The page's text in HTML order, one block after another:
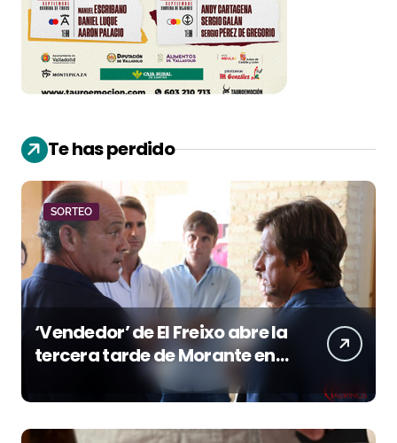
Te has perdido
SORTEO
‘Vendedor’ de El Freixo abre la
tercera tarde de Morante en
la temporada portuense